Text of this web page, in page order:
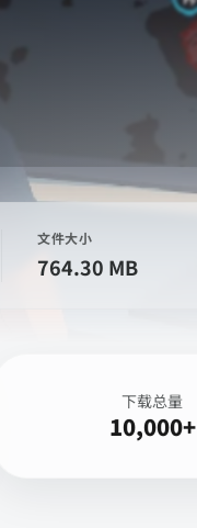
文件大小
764.30 MB
下载总量
10,000+